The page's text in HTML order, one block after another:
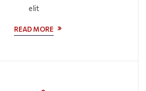
elit
READ MORE